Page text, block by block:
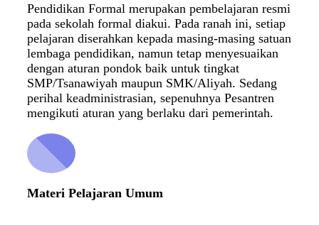
Pendidikan Formal merupakan pembelajaran resmi
pada sekolah formal diakui. Pada ranah ini, setiap
pelajaran diserahkan kepada masing-masing satuan
lembaga pendidikan, namun tetap menyesuaikan
dengan aturan pondok baik untuk tingkat
SMP/Tsanawiyah maupun SMK/Aliyah. Sedang
perihal keadministrasian, sepenuhnya Pesantren
mengikuti aturan yang berlaku dari pemerintah.
Materi Pelajaran Umum